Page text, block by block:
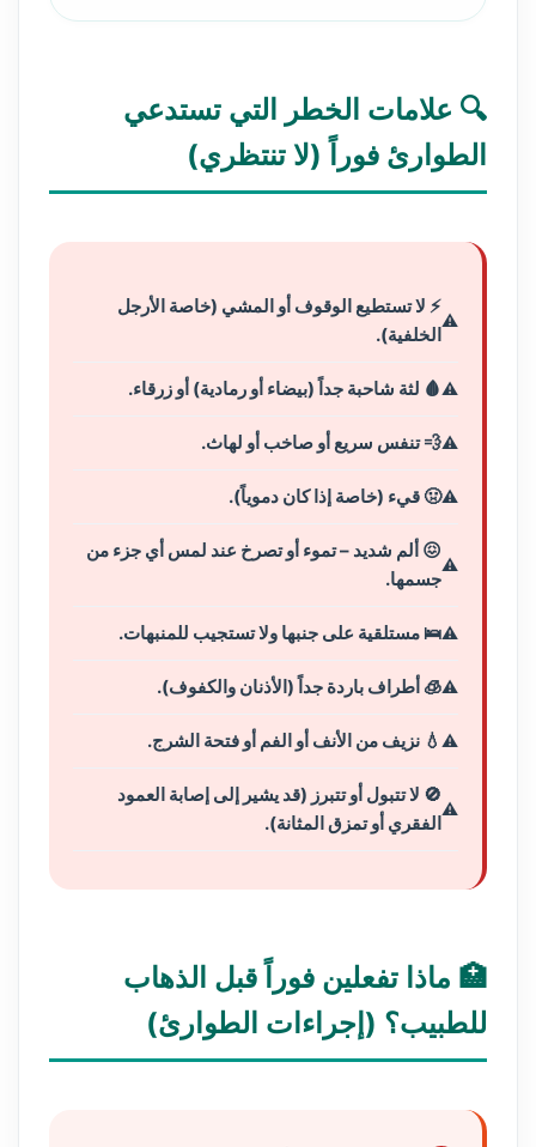
🔍 علامات الخطر التي تستدعي
الطوارئ فوراً (لا تنتظري)
⚡ لا تستطيع الوقوف أو المشي (خاصة الأرجل
الخلفية).
🩸 لثة شاحبة جداً (بيضاء أو رمادية) أو زرقاء.
💨 تنفس سريع أو صاخب أو لهاث.
🤢 قيء (خاصة إذا كان دموياً).
😖 ألم شديد – تموء أو تصرخ عند لمس أي جزء من
جسمها.
🛌 مستلقية على جنبها ولا تستجيب للمنبهات.
🧊 أطراف باردة جداً (الأذنان والكفوف).
💧 نزيف من الأنف أو الفم أو فتحة الشرج.
🚫 لا تتبول أو تتبرز (قد يشير إلى إصابة العمود
الفقري أو تمزق المثانة).
🏥 ماذا تفعلين فوراً قبل الذهاب
للطبيب؟ (إجراءات الطوارئ)